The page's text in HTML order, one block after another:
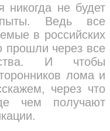
никогда не будет
Ведь все
в российских
прошли через все
И чтобы
лома и
через что
чем получают